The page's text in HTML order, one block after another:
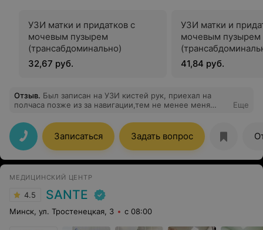
УЗИ матки и придатков с
мочевым пузырем
(трансабдоминально)
32,67 руб.
УЗИ матки и
мочевым пузырем
трансвагинально)
41,84 руб.
Отзыв. Был записан на УЗИ кистей рук, приехал на
полчаса позже из за навигации,тем не менее меня
быстро и качественно с полным разъяснением и
описанием Прекрасные и доброжелательные врачи
,огромное Вам спасибо за Ваш труд!
Еще
Записаться Задать вопрос
МЕДИЦИНСКИЙ ЦЕНТР
4.5 SANTE
Минск, ул. Тростенецкая, 3 с 08:00